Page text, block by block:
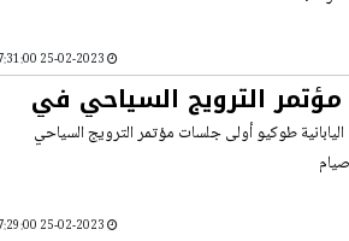
الترويج السياحي في
طوكيو أولى جلسات مؤتمر الترويج السياحي